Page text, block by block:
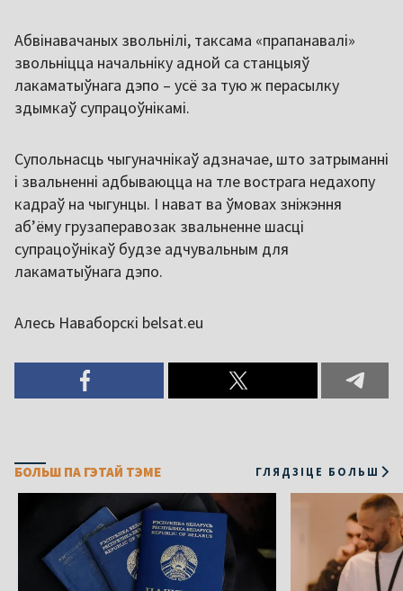
Абвінавачаных звольнілі, таксама «прапанавалі»
звольніцца начальніку адной са станцыяў
лакаматыўнага дэпо – усё за тую ж перасылку
здымкаў супрацоўнікамі.
Супольнасць чыгуначнікаў адзначае, што затрыманні
і звальненні адбываюцца на тле вострага недахопу
кадраў на чыгунцы. І нават ва ўмовах зніжэння
аб’ёму грузаперавозак звальненне шасці
супрацоўнікаў будзе адчувальным для
лакаматыўнага дэпо.
Алесь Наваборскі belsat.eu
БОЛЬШ ПА ГЭТАЙ ТЭМЕ ГЛЯДЗІЦЕ БОЛЬШ